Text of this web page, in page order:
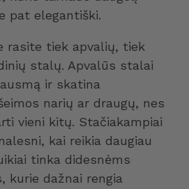
pat elegantiški.
rasite tiek apvalių, tiek
stalų. Apvalūs stalai
ir skatina
narių ar draugų, nes
vieni kitų. Stačiakampiai
kai reikia daugiau
tinka didesnėms
kurie dažnai rengia